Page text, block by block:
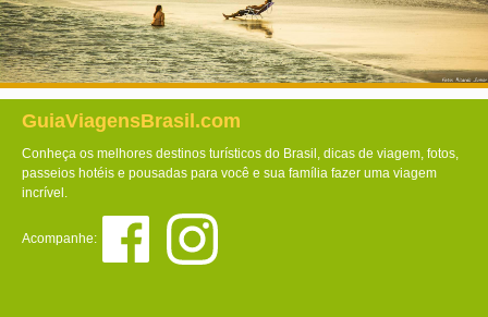
GuiaViagensBrasil.com
Conheça os melhores destinos turísticos do Brasil, dicas de viagem, fotos,
passeios hotéis e pousadas para você e sua família fazer uma viagem
incrível.
Acompanhe: